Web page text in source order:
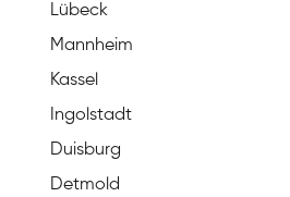
Lübeck
Mannheim
Kassel
Ingolstadt
Duisburg
Detmold